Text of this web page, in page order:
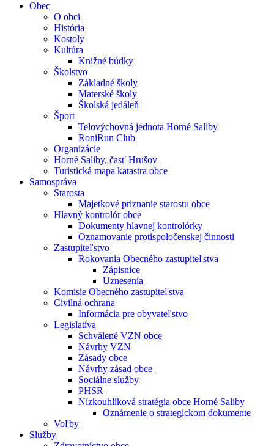
Obec
O obci
História
Kostoly
Kultúra
Knižné búdky
Školstvo
Základné školy
Materské školy
Školská jedáleň
Šport
Telovýchovná jednota Horné Saliby
RoniRun Club
Organizácie
Horné Saliby, časť Hrušov
Turistická mapa katastra obce
Samospráva
Starosta
Majetkové priznanie starostu obce
Hlavný kontrolór obce
Dokumenty hlavnej kontrolórky
Oznamovanie protispoločenskej činnosti
Zastupiteľstvo
Rokovania Obecného zastupiteľstva
Zápisnice
Uznesenia
Komisie Obecného zastupiteľstva
Civilná ochrana
Informácia pre obyvateľstvo
Legislatíva
Schválené VZN obce
Návrhy VZN
Zásady obce
Návrhy zásad obce
Sociálne služby
PHSR
Nízkouhlíková stratégia obce Horné Saliby
Oznámenie o strategickom dokumente
Voľby
Služby